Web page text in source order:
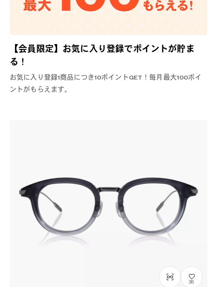
【会員限定】お気に入り登録でポイントが貯ま
る！
お気に入り登録1商品につき10ポイントGET！毎月最大100ポイ
ントがもらえます。
35